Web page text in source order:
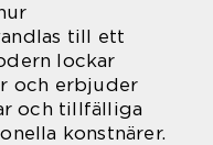
till ett
lockar
och erbjuder
och tillfälliga
konstnärer.